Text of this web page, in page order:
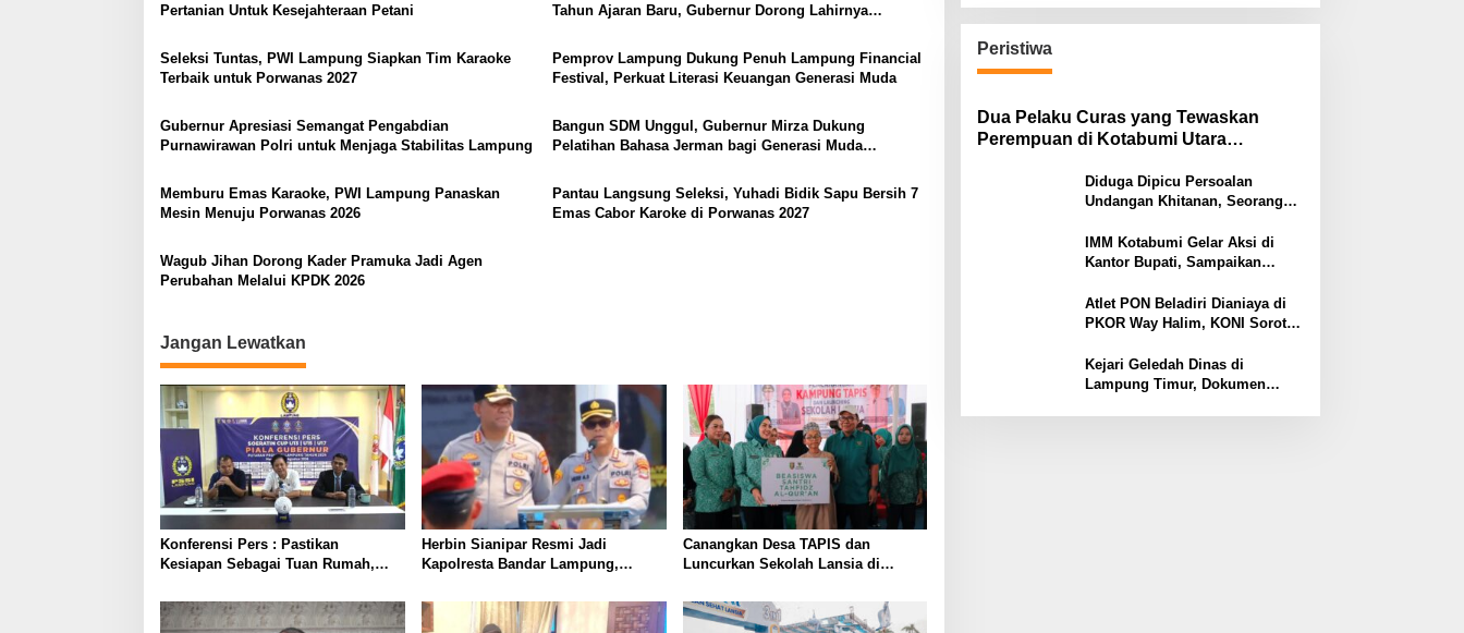
Pertanian Untuk Kesejahteraan Petani
Tahun Ajaran Baru, Gubernur Dorong Lahirnya
Seleksi Tuntas, PWI Lampung Siapkan Tim Karaoke
Terbaik untuk Porwanas 2027
Pemprov Lampung Dukung Penuh Lampung Financial
Festival, Perkuat Literasi Keuangan Generasi Muda
Gubernur Apresiasi Semangat Pengabdian
Purnawirawan Polri untuk Menjaga Stabilitas Lampung
Bangun SDM Unggul, Gubernur Mirza Dukung
Pelatihan Bahasa Jerman bagi Generasi Muda
Memburu Emas Karaoke, PWI Lampung Panaskan
Mesin Menuju Porwanas 2026
Pantau Langsung Seleksi, Yuhadi Bidik Sapu Bersih 7
Emas Cabor Karoke di Porwanas 2027
Wagub Jihan Dorong Kader Pramuka Jadi Agen
Perubahan Melalui KPDK 2026
Jangan Lewatkan
Konferensi Pers : Pastikan
Kesiapan Sebagai Tuan Rumah,
Pelaksanaan Soeratin Cup Piala
Gubernur Lampung
Herbin Sianipar Resmi Jadi
Kapolresta Bandar Lampung,
Prioritas
Canangkan Desa TAPIS dan
Luncurkan Sekolah Lansia di
PKK Lampung Dorong
Pembangunan SDM Dimulai dari
Peristiwa
Dua Pelaku Curas yang Tewaskan
Perempuan di Kotabumi Utara
Diduga Dipicu Persoalan
Undangan Khitanan, Seorang
Tertembak
IMM Kotabumi Gelar Aksi di
Kantor Bupati, Sampaikan
Pemkab Lampung Utara
Atlet PON Beladiri Dianiaya di
PKOR Way Halim, KONI Soroti
Kawasan
Kejari Geledah Dinas di
Lampung Timur, Dokumen